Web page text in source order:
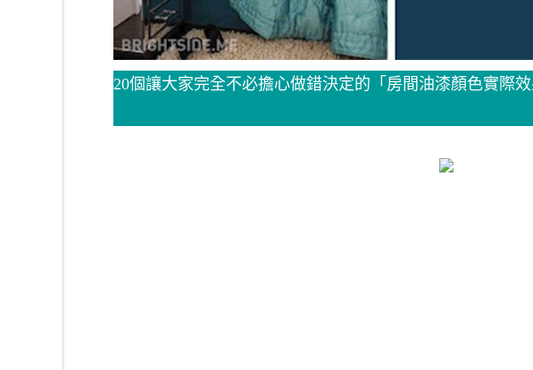
20個讓大家完全不必擔心做錯決定的「房間油漆顏色實際效